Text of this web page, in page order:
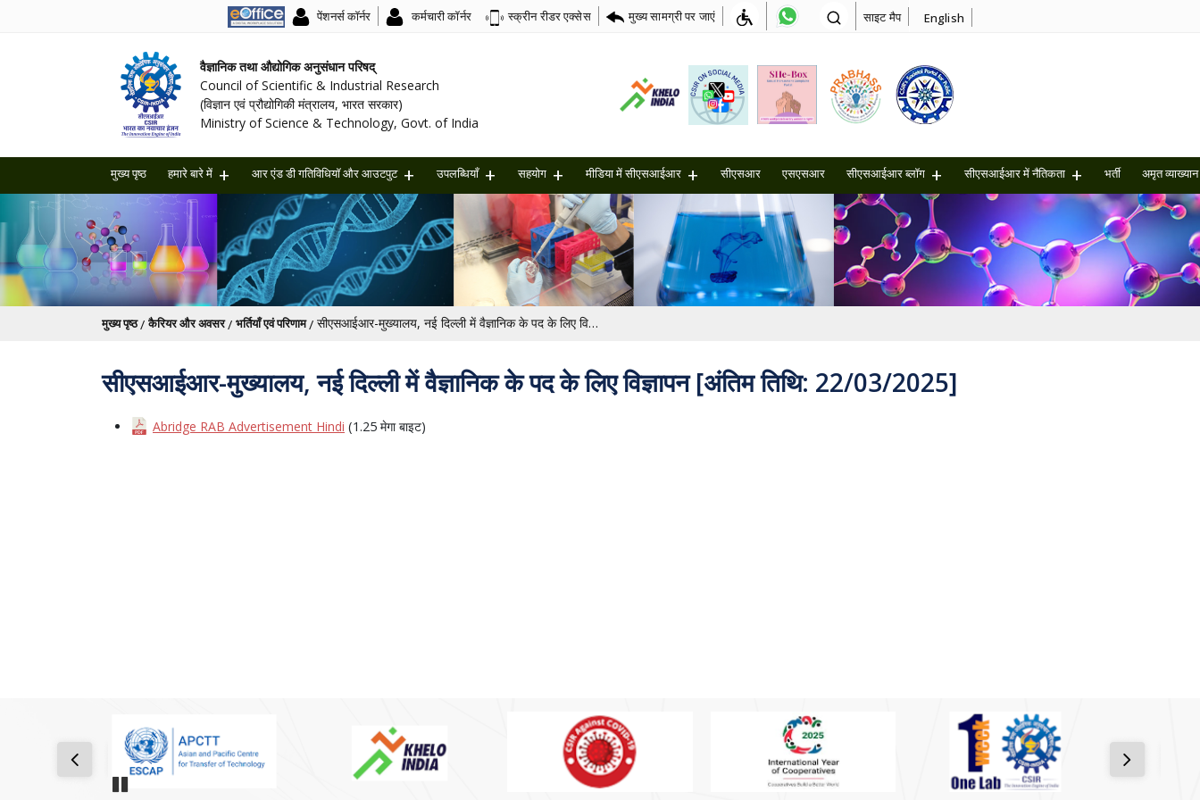
पेंशनर्स कॉर्नर कर्मचारी कॉर्नर स्क्रीन रीडर एक्सेस मुख्य सामग्री पर जाएं साइट मैप English
वैज्ञानिक तथा औद्योगिक अनुसंधान परिषद्
Council of Scientific & Industrial Research
(विज्ञान एवं प्रौद्योगिकी मंत्रालय, भारत सरकार)
Ministry of Science & Technology, Govt. of India
मुख्य पृष्ठ हमारे बारे में आर एंड डी गतिविधियॉ और आउटपुट उपलब्धियाँ सहयोग मीडिया में सीएसआईआर सीएसआर एसएसआर सीएसआईआर ब्लॉग सीएसआईआर में नैतिकता भर्ती अमृत ​​व्याख्यान
पग चिन्ह
मुख्य पृष्ठ कैरियर और अवसर भर्तियाँ एवं परिणाम सीएसआईआर-मुख्यालय, नई दिल्ली में वैज्ञानिक के पद के लिए विज्ञापन [अंतिम तिथि: 22/03/2025]
सीएसआईआर-मुख्यालय, नई दिल्ली में वैज्ञानिक के पद के लिए विज्ञापन [अंतिम तिथि: 22/03/2025]
Abridge RAB Advertisement Hindi (1.25 मेगा बाइट)